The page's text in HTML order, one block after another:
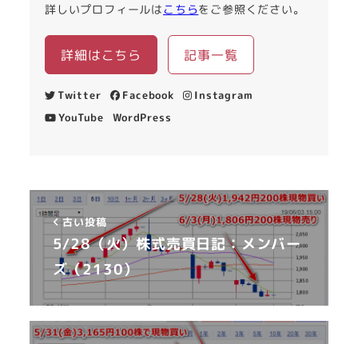
詳しいプロフィールはこちらをご参照ください。
詳細はこちら 記事一覧
Twitter Facebook
Instagram
YouTube
WordPress
古い投稿
5/28（火）株式売買日記：メンバー
ズ（2130）